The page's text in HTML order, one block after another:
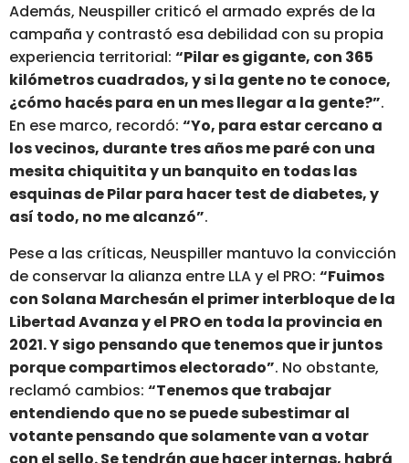
Además, Neuspiller criticó el armado exprés de la
campaña y contrastó esa debilidad con su propia
experiencia territorial: “Pilar es gigante, con 365
kilómetros cuadrados, y si la gente no te conoce,
¿cómo hacés para en un mes llegar a la gente?”.
En ese marco, recordó: “Yo, para estar cercano a
los vecinos, durante tres años me paré con una
mesita chiquitita y un banquito en todas las
esquinas de Pilar para hacer test de diabetes, y
así todo, no me alcanzó”.
Pese a las críticas, Neuspiller mantuvo la convicción
de conservar la alianza entre LLA y el PRO: “Fuimos
con Solana Marchesán el primer interbloque de la
Libertad Avanza y el PRO en toda la provincia en
2021. Y sigo pensando que tenemos que ir juntos
porque compartimos electorado”. No obstante,
reclamó cambios: “Tenemos que trabajar
entendiendo que no se puede subestimar al
votante pensando que solamente van a votar
con el sello. Se tendrán que hacer internas, habrá